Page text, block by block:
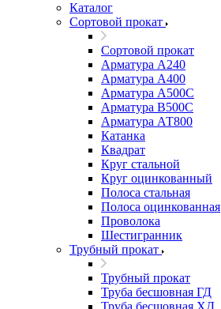
Каталог
Сортовой прокат
Сортовой прокат
Арматура А240
Арматура А400
Арматура А500C
Арматура В500С
Арматура АТ800
Катанка
Квадрат
Круг стальной
Круг оцинкованный
Полоса стальная
Полоса оцинкованная
Проволока
Шестигранник
Трубный прокат
Трубный прокат
Труба бесшовная ГД
Труба бесшовная ХД